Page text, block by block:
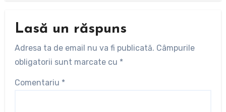
Lasă un răspuns
Adresa ta de email nu va fi publicată. Câmpurile
obligatorii sunt marcate cu *
Comentariu *